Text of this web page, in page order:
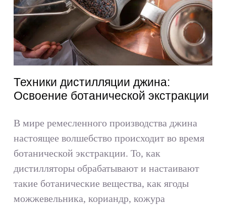
Техники дистилляции джина:
Освоение ботанической экстракции
В мире ремесленного производства джина
настоящее волшебство происходит во время
ботанической экстракции. То, как
дистилляторы обрабатывают и настаивают
такие ботанические вещества, как ягоды
можжевельника, кориандр, кожура